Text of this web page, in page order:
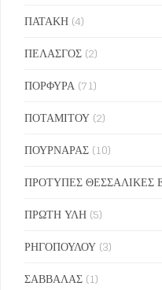
ΠΑΤΑΚΗ (4)
ΠΕΛΑΣΓΟΣ (2)
ΠΟΡΦΥΡΑ (71)
ΠΟΤΑΜΙΤΟΥ (2)
ΠΟΥΡΝΑΡΑΣ (10)
ΠΡΟΤΥΠΕΣ ΘΕΣΣΑΛΙΚΕΣ
ΠΡΩΤΗ ΥΛΗ (5)
ΡΗΓΟΠΟΥΛΟΥ (3)
ΣΑΒΒΑΛΑΣ (1)